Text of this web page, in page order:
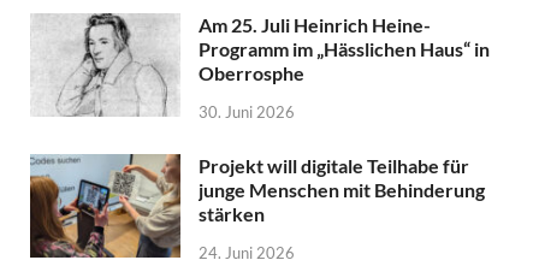
Am 25. Juli Heinrich Heine-
Programm im „Hässlichen Haus“ in
Oberrosphe
30. Juni 2026
Projekt will digitale Teilhabe für
junge Menschen mit Behinderung
stärken
24. Juni 2026